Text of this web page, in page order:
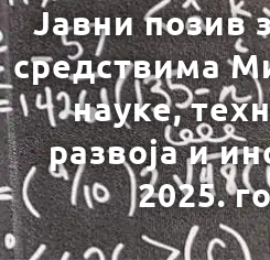
Јавни позив
средствима
науке,
развоја и
2025.